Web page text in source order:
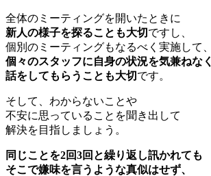
全体のミーティングを開いたときに
新人の様子を探ることも大切ですし、
個別のミーティングもなるべく実施して、
個々のスタッフに自身の状況を気兼ねなく
話をしてもらうことも大切です。
そして、わからないことや
不安に思っていることを聞き出して
解決を目指しましょう。
同じことを2回3回と繰り返し訊かれても
そこで嫌味を言うような真似はせず、